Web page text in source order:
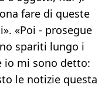
fare di queste
«Poi - prosegue
spariti lungo i
io mi sono detto:
le notizie questa